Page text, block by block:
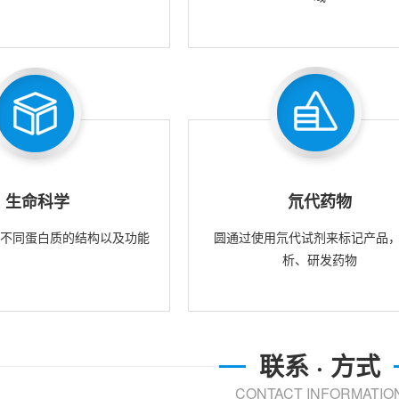
生命科学
同蛋白质的结构以及功能
氘代药物
圆通过使用氘代试剂来标记产品
析、研发药物
联系 · 方式
CONTACT